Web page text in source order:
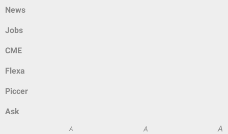
News
Jobs
CME
Flexa
Piccer
Ask
A A A